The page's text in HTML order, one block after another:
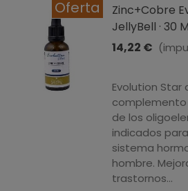
Oferta
Zinc+Cobre
JellyBell · 30
14,22 €
Evolution Star
de los
indicados
sistema
hombre.
trastornos...